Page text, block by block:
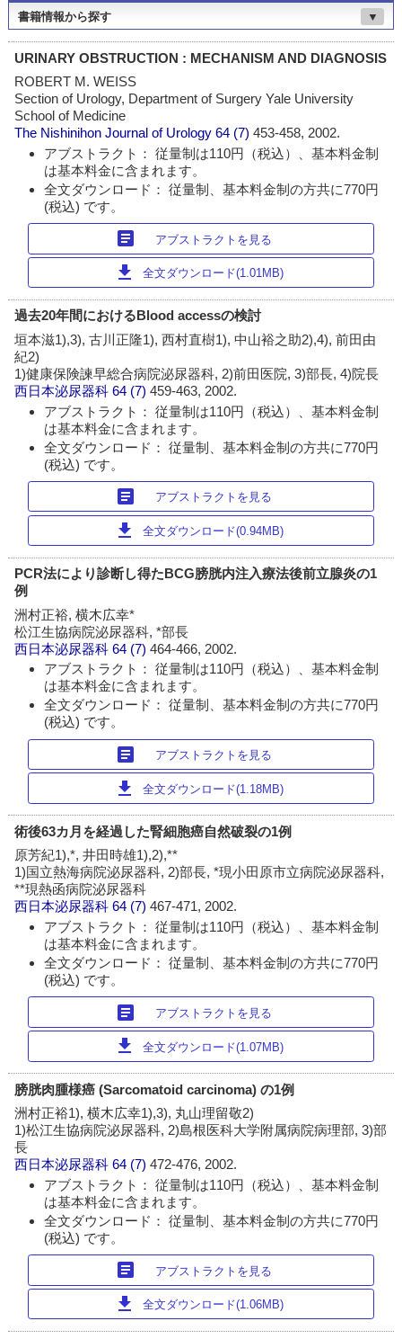
書籍情報から探す ▼
URINARY OBSTRUCTION : MECHANISM AND DIAGNOSIS
ROBERT M. WEISS
Section of Urology, Department of Surgery Yale University
School of Medicine
The Nishinihon Journal of Urology 64 (7)453-458, 2002.
アブストラクト： 従量制は110円（税込）、基本料金制
は基本料金に含まれます。
全文ダウンロード： 従量制、基本料金制の方共に770円
(税込) です。
article アブストラクトを見る
download 全文ダウンロード(1.01MB)
過去20年間におけるBlood accessの検討
垣本滋1),3), 古川正隆1), 西村直樹1), 中山裕之助2),4), 前田由
紀2)
1)健康保険諫早総合病院泌尿器科, 2)前田医院, 3)部長, 4)院長
西日本泌尿器科 64 (7)459-463, 2002.
アブストラクト： 従量制は110円（税込）、基本料金制
は基本料金に含まれます。
全文ダウンロード： 従量制、基本料金制の方共に770円
(税込) です。
article アブストラクトを見る
download 全文ダウンロード(0.94MB)
PCR法により診断し得たBCG膀胱内注入療法後前立腺炎の1
例
洲村正裕, 横木広幸*
松江生協病院泌尿器科, *部長
西日本泌尿器科 64 (7)464-466, 2002.
アブストラクト： 従量制は110円（税込）、基本料金制
は基本料金に含まれます。
全文ダウンロード： 従量制、基本料金制の方共に770円
(税込) です。
article アブストラクトを見る
download 全文ダウンロード(1.18MB)
術後63カ月を経過した腎細胞癌自然破裂の1例
原芳紀1),*, 井田時雄1),2),**
1)国立熱海病院泌尿器科, 2)部長, *現小田原市立病院泌尿器科,
**現熱函病院泌尿器科
西日本泌尿器科 64 (7)467-471, 2002.
アブストラクト： 従量制は110円（税込）、基本料金制
は基本料金に含まれます。
全文ダウンロード： 従量制、基本料金制の方共に770円
(税込) です。
article アブストラクトを見る
download 全文ダウンロード(1.07MB)
膀胱肉腫様癌 (Sarcomatoid carcinoma) の1例
洲村正裕1), 横木広幸1),3), 丸山理留敬2)
1)松江生協病院泌尿器科, 2)島根医科大学附属病院病理部, 3)部
長
西日本泌尿器科 64 (7)472-476, 2002.
アブストラクト： 従量制は110円（税込）、基本料金制
は基本料金に含まれます。
全文ダウンロード： 従量制、基本料金制の方共に770円
(税込) です。
article アブストラクトを見る
download 全文ダウンロード(1.06MB)